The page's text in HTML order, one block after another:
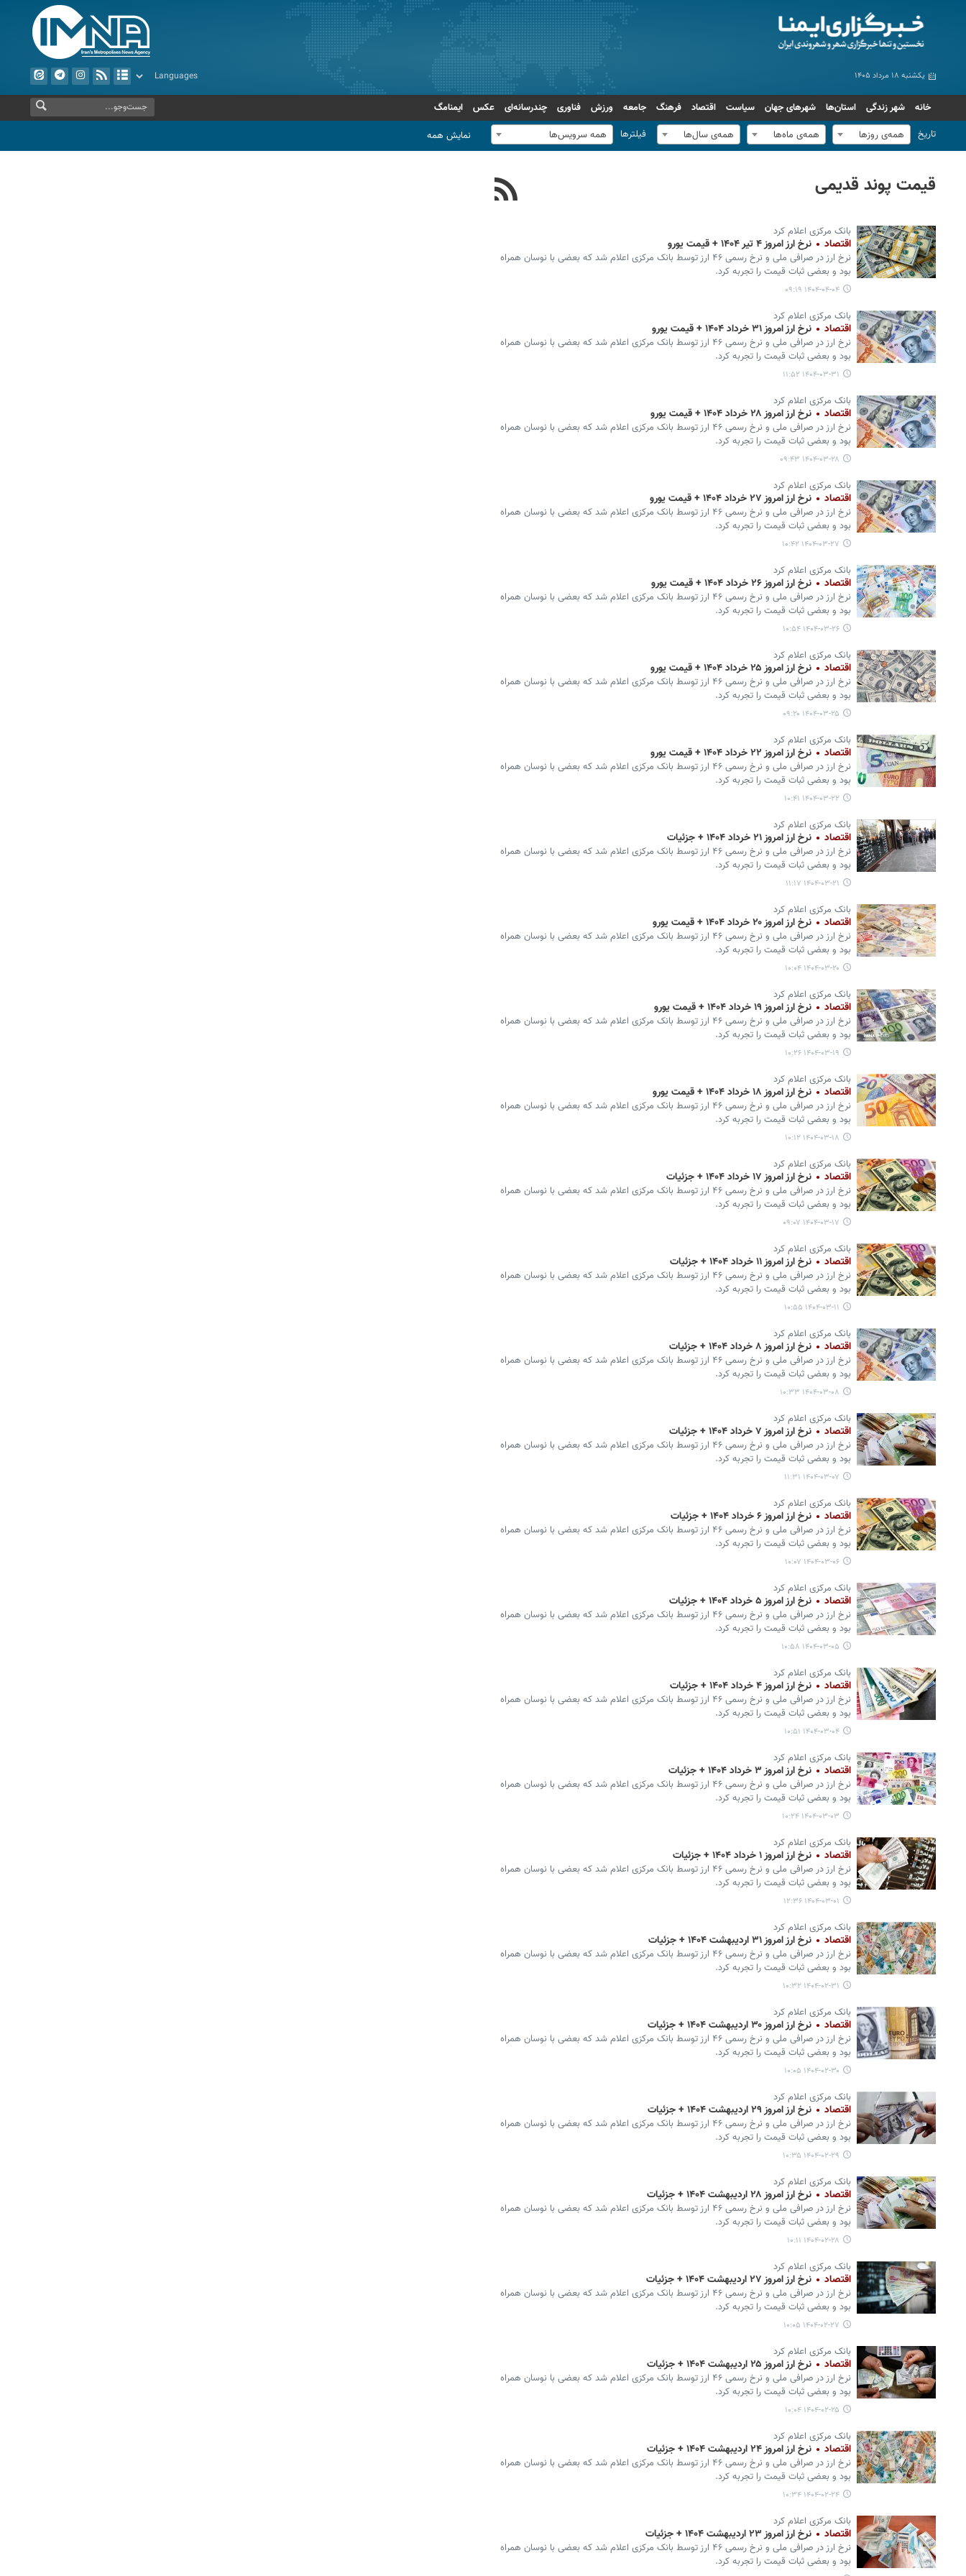
یکشنبه ۱۸ مرداد ۱۴۰۵
خانه شهر زندگی استان‌ها شهرهای جهان سیاست اقتصاد فرهنگ جامعه ورزش فناوری چندرسانه‌ای عکس
ایمنامگ
تاریخ
همه‌ی روزها همه‌ی ماه‌ها همه‌ی سال‌ها فیلترها همه سرویس‌ها نمایش همه
قیمت پوند قدیمی
بانک مرکزی اعلام کرد
اقتصاد نرخ ارز امروز ۴ تیر ۱۴۰۴ + قیمت یورو
نرخ ارز در صرافی ملی و نرخ رسمی ۴۶ ارز توسط بانک مرکزی اعلام شد که بعضی با نوسان همراه
بود و بعضی ثبات قیمت را تجربه کرد.
۱۴۰۴-۰۴-۰۴ ۰۹:۱۹
بانک مرکزی اعلام کرد
اقتصاد نرخ ارز امروز ۳۱ خرداد ۱۴۰۴ + قیمت یورو
نرخ ارز در صرافی ملی و نرخ رسمی ۴۶ ارز توسط بانک مرکزی اعلام شد که بعضی با نوسان همراه
بود و بعضی ثبات قیمت را تجربه کرد.
۱۴۰۴-۰۳-۳۱ ۱۱:۵۲
بانک مرکزی اعلام کرد
اقتصاد نرخ ارز امروز ۲۸ خرداد ۱۴۰۴ + قیمت یورو
نرخ ارز در صرافی ملی و نرخ رسمی ۴۶ ارز توسط بانک مرکزی اعلام شد که بعضی با نوسان همراه
بود و بعضی ثبات قیمت را تجربه کرد.
۱۴۰۴-۰۳-۲۸ ۰۹:۴۳
بانک مرکزی اعلام کرد
اقتصاد نرخ ارز امروز ۲۷ خرداد ۱۴۰۴ + قیمت یورو
نرخ ارز در صرافی ملی و نرخ رسمی ۴۶ ارز توسط بانک مرکزی اعلام شد که بعضی با نوسان همراه
بود و بعضی ثبات قیمت را تجربه کرد.
۱۴۰۴-۰۳-۲۷ ۱۰:۴۲
بانک مرکزی اعلام کرد
اقتصاد نرخ ارز امروز ۲۶ خرداد ۱۴۰۴ + قیمت یورو
نرخ ارز در صرافی ملی و نرخ رسمی ۴۶ ارز توسط بانک مرکزی اعلام شد که بعضی با نوسان همراه
بود و بعضی ثبات قیمت را تجربه کرد.
۱۴۰۴-۰۳-۲۶ ۱۰:۵۴
بانک مرکزی اعلام کرد
اقتصاد نرخ ارز امروز ۲۵ خرداد ۱۴۰۴ + قیمت یورو
نرخ ارز در صرافی ملی و نرخ رسمی ۴۶ ارز توسط بانک مرکزی اعلام شد که بعضی با نوسان همراه
بود و بعضی ثبات قیمت را تجربه کرد.
۱۴۰۴-۰۳-۲۵ ۰۹:۲۰
بانک مرکزی اعلام کرد
اقتصاد نرخ ارز امروز ۲۲ خرداد ۱۴۰۴ + قیمت یورو
نرخ ارز در صرافی ملی و نرخ رسمی ۴۶ ارز توسط بانک مرکزی اعلام شد که بعضی با نوسان همراه
بود و بعضی ثبات قیمت را تجربه کرد.
۱۴۰۴-۰۳-۲۲ ۱۰:۴۱
بانک مرکزی اعلام کرد
اقتصاد نرخ ارز امروز ۲۱ خرداد ۱۴۰۴ + جزئیات
نرخ ارز در صرافی ملی و نرخ رسمی ۴۶ ارز توسط بانک مرکزی اعلام شد که بعضی با نوسان همراه
بود و بعضی ثبات قیمت را تجربه کرد.
۱۴۰۴-۰۳-۲۱ ۱۱:۱۷
بانک مرکزی اعلام کرد
اقتصاد نرخ ارز امروز ۲۰ خرداد ۱۴۰۴ + قیمت یورو
نرخ ارز در صرافی ملی و نرخ رسمی ۴۶ ارز توسط بانک مرکزی اعلام شد که بعضی با نوسان همراه
بود و بعضی ثبات قیمت را تجربه کرد.
۱۴۰۴-۰۳-۲۰ ۱۰:۰۴
بانک مرکزی اعلام کرد
اقتصاد نرخ ارز امروز ۱۹ خرداد ۱۴۰۴ + قیمت یورو
نرخ ارز در صرافی ملی و نرخ رسمی ۴۶ ارز توسط بانک مرکزی اعلام شد که بعضی با نوسان همراه
بود و بعضی ثبات قیمت را تجربه کرد.
۱۴۰۴-۰۳-۱۹ ۱۰:۲۶
بانک مرکزی اعلام کرد
اقتصاد نرخ ارز امروز ۱۸ خرداد ۱۴۰۴ + قیمت یورو
نرخ ارز در صرافی ملی و نرخ رسمی ۴۶ ارز توسط بانک مرکزی اعلام شد که بعضی با نوسان همراه
بود و بعضی ثبات قیمت را تجربه کرد.
۱۴۰۴-۰۳-۱۸ ۱۰:۱۲
بانک مرکزی اعلام کرد
اقتصاد نرخ ارز امروز ۱۷ خرداد ۱۴۰۴ + جزئیات
نرخ ارز در صرافی ملی و نرخ رسمی ۴۶ ارز توسط بانک مرکزی اعلام شد که بعضی با نوسان همراه
بود و بعضی ثبات قیمت را تجربه کرد.
۱۴۰۴-۰۳-۱۷ ۰۹:۰۷
بانک مرکزی اعلام کرد
اقتصاد نرخ ارز امروز ۱۱ خرداد ۱۴۰۴ + جزئیات
نرخ ارز در صرافی ملی و نرخ رسمی ۴۶ ارز توسط بانک مرکزی اعلام شد که بعضی با نوسان همراه
بود و بعضی ثبات قیمت را تجربه کرد.
۱۴۰۴-۰۳-۱۱ ۱۰:۵۵
بانک مرکزی اعلام کرد
اقتصاد نرخ ارز امروز ۸ خرداد ۱۴۰۴ + جزئیات
نرخ ارز در صرافی ملی و نرخ رسمی ۴۶ ارز توسط بانک مرکزی اعلام شد که بعضی با نوسان همراه
بود و بعضی ثبات قیمت را تجربه کرد.
۱۴۰۴-۰۳-۰۸ ۱۰:۳۳
بانک مرکزی اعلام کرد
اقتصاد نرخ ارز امروز ۷ خرداد ۱۴۰۴ + جزئیات
نرخ ارز در صرافی ملی و نرخ رسمی ۴۶ ارز توسط بانک مرکزی اعلام شد که بعضی با نوسان همراه
بود و بعضی ثبات قیمت را تجربه کرد.
۱۴۰۴-۰۳-۰۷ ۱۱:۳۱
بانک مرکزی اعلام کرد
اقتصاد نرخ ارز امروز ۶ خرداد ۱۴۰۴ + جزئیات
نرخ ارز در صرافی ملی و نرخ رسمی ۴۶ ارز توسط بانک مرکزی اعلام شد که بعضی با نوسان همراه
بود و بعضی ثبات قیمت را تجربه کرد.
۱۴۰۴-۰۳-۰۶ ۱۰:۰۷
بانک مرکزی اعلام کرد
اقتصاد نرخ ارز امروز ۵ خرداد ۱۴۰۴ + جزئیات
نرخ ارز در صرافی ملی و نرخ رسمی ۴۶ ارز توسط بانک مرکزی اعلام شد که بعضی با نوسان همراه
بود و بعضی ثبات قیمت را تجربه کرد.
۱۴۰۴-۰۳-۰۵ ۱۰:۵۸
بانک مرکزی اعلام کرد
اقتصاد نرخ ارز امروز ۴ خرداد ۱۴۰۴ + جزئیات
نرخ ارز در صرافی ملی و نرخ رسمی ۴۶ ارز توسط بانک مرکزی اعلام شد که بعضی با نوسان همراه
بود و بعضی ثبات قیمت را تجربه کرد.
۱۴۰۴-۰۳-۰۴ ۱۰:۵۱
بانک مرکزی اعلام کرد
اقتصاد نرخ ارز امروز ۳ خرداد ۱۴۰۴ + جزئیات
نرخ ارز در صرافی ملی و نرخ رسمی ۴۶ ارز توسط بانک مرکزی اعلام شد که بعضی با نوسان همراه
بود و بعضی ثبات قیمت را تجربه کرد.
۱۴۰۴-۰۳-۰۳ ۱۰:۲۴
بانک مرکزی اعلام کرد
اقتصاد نرخ ارز امروز ۱ خرداد ۱۴۰۴ + جزئیات
نرخ ارز در صرافی ملی و نرخ رسمی ۴۶ ارز توسط بانک مرکزی اعلام شد که بعضی با نوسان همراه
بود و بعضی ثبات قیمت را تجربه کرد.
۱۴۰۴-۰۳-۰۱ ۱۲:۳۶
بانک مرکزی اعلام کرد
اقتصاد نرخ ارز امروز ۳۱ اردیبهشت ۱۴۰۴ + جزئیات
نرخ ارز در صرافی ملی و نرخ رسمی ۴۶ ارز توسط بانک مرکزی اعلام شد که بعضی با نوسان همراه
بود و بعضی ثبات قیمت را تجربه کرد.
۱۴۰۴-۰۲-۳۱ ۱۰:۳۲
بانک مرکزی اعلام کرد
اقتصاد نرخ ارز امروز ۳۰ اردیبهشت ۱۴۰۴ + جزئیات
نرخ ارز در صرافی ملی و نرخ رسمی ۴۶ ارز توسط بانک مرکزی اعلام شد که بعضی با نوسان همراه
بود و بعضی ثبات قیمت را تجربه کرد.
۱۴۰۴-۰۲-۳۰ ۱۰:۰۵
بانک مرکزی اعلام کرد
اقتصاد نرخ ارز امروز ۲۹ اردیبهشت ۱۴۰۴ + جزئیات
نرخ ارز در صرافی ملی و نرخ رسمی ۴۶ ارز توسط بانک مرکزی اعلام شد که بعضی با نوسان همراه
بود و بعضی ثبات قیمت را تجربه کرد.
۱۴۰۴-۰۲-۲۹ ۱۰:۳۵
بانک مرکزی اعلام کرد
اقتصاد نرخ ارز امروز ۲۸ اردیبهشت ۱۴۰۴ + جزئیات
نرخ ارز در صرافی ملی و نرخ رسمی ۴۶ ارز توسط بانک مرکزی اعلام شد که بعضی با نوسان همراه
بود و بعضی ثبات قیمت را تجربه کرد.
۱۴۰۴-۰۲-۲۸ ۱۰:۱۱
بانک مرکزی اعلام کرد
اقتصاد نرخ ارز امروز ۲۷ اردیبهشت ۱۴۰۴ + جزئیات
نرخ ارز در صرافی ملی و نرخ رسمی ۴۶ ارز توسط بانک مرکزی اعلام شد که بعضی با نوسان همراه
بود و بعضی ثبات قیمت را تجربه کرد.
۱۴۰۴-۰۲-۲۷ ۱۰:۰۵
بانک مرکزی اعلام کرد
اقتصاد نرخ ارز امروز ۲۵ اردیبهشت ۱۴۰۴ + جزئیات
نرخ ارز در صرافی ملی و نرخ رسمی ۴۶ ارز توسط بانک مرکزی اعلام شد که بعضی با نوسان همراه
بود و بعضی ثبات قیمت را تجربه کرد.
۱۴۰۴-۰۲-۲۵ ۱۰:۰۴
بانک مرکزی اعلام کرد
اقتصاد نرخ ارز امروز ۲۴ اردیبهشت ۱۴۰۴ + جزئیات
نرخ ارز در صرافی ملی و نرخ رسمی ۴۶ ارز توسط بانک مرکزی اعلام شد که بعضی با نوسان همراه
بود و بعضی ثبات قیمت را تجربه کرد.
۱۴۰۴-۰۲-۲۴ ۱۰:۳۴
بانک مرکزی اعلام کرد
اقتصاد نرخ ارز امروز ۲۳ اردیبهشت ۱۴۰۴ + جزئیات
نرخ ارز در صرافی ملی و نرخ رسمی ۴۶ ارز توسط بانک مرکزی اعلام شد که بعضی با نوسان همراه
بود و بعضی ثبات قیمت را تجربه کرد.